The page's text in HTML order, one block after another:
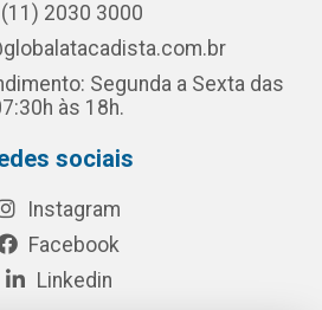
(11) 2030 3000
Segunda a Sexta das
às 18h.
sociais
Instagram
Facebook
Linkedin